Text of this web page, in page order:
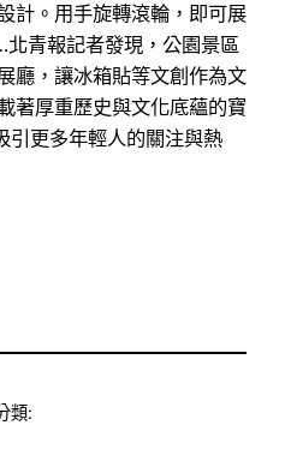
計。用手旋轉滾輪，即可展
青報記者發現，公園景區
廳，讓冰箱貼等文創作為文
著厚重歷史與文化底蘊的寶
引更多年輕人的關注與熱
類: